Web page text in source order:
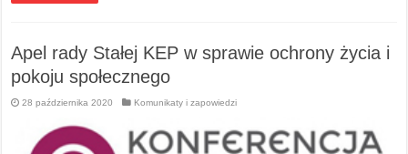
Apel rady Stałej KEP w sprawie ochrony życia i
pokoju społecznego
28 października 2020 Komunikaty i zapowiedzi